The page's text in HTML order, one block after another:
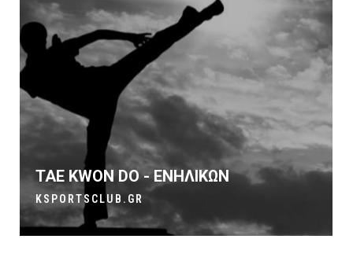
TAE KWON DO - ΕΝΗΛΙΚΩΝ
KSPORTSCLUB.GR